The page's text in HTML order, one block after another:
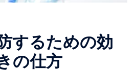
するための効
の仕方